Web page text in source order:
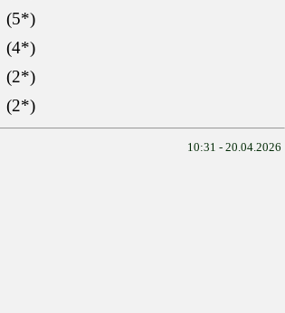
(5*)
(4*)
(2*)
(2*)
10:31 - 20.04.2026